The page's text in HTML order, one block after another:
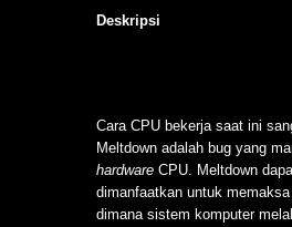
Deskripsi
Cara CPU bekerja saat ini
Meltdown adalah bug yang
hardware CPU. Meltdown
dimanfaatkan untuk
dimana sistem komputer